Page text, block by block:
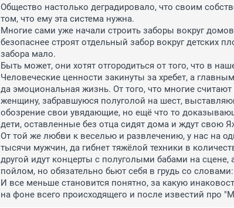
Общество настолько деградировало, что своим
том, что ему эта система нужна.
Многие сами уже начали строить заборы вокруг
безопаснее строят отдельный забор вокруг детских
забора мало.
Быть может, они хотят отгородиться от того, что в
Человеческие ценности закинуты за хребет, а
да эмоциональная жизнь. От того, что многие
женщину, забравшуюся полуголой на шест,
обозрение свои увядающие, но ещё что то
дети, оставленные без отца сидят дома и ждут свою
От той же любви к веселью и развлечению, у нас на
тысячи мужчин, да гибнет тяжёлой техники в
другой идут концерты с полуголыми бабами на
пойлом, но обязательно бьют себя в грудь со
И все меньше становится понятно, за какую
на фоне всего происходящего и после известий про